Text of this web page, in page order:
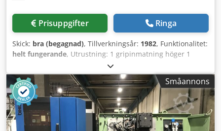
Prisuppgifter Ringa
Skick: bra (begagnad), Tillverkningsår: 1982, Funktionalitet:
helt fungerande, Utrustning: 1 gripinmatning höger 1
tvåpunkts excenterpress 90 kN 3 normala slidaggregat 1
smalt slidaggregat Djdpfxotqf Iqs Akweck 1 styrvåg
Arbetsområde: Trådtjocklek: 0,5 - 4,0 mm Bandbredd: upp
till 60 mm Inmatningslängd: upp till 270 mm Kapacitet:
upp till 350/min
Småannons